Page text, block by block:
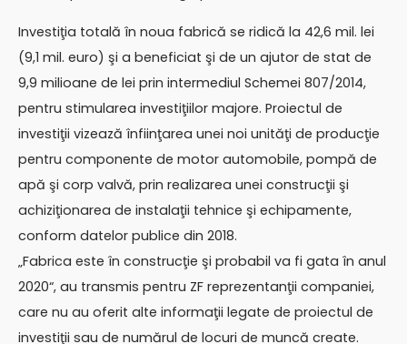
Investiţia totală în noua fabrică se ridică la 42,6 mil. lei
(9,1 mil. euro) şi a beneficiat şi de un ajutor de stat de
9,9 milioane de lei prin intermediul Schemei 807/2014,
pentru stimularea investiţiilor majore. Proiectul de
investiţii vizează înfiinţarea unei noi unităţi de producţie
pentru componente de motor automobile, pompă de
apă şi corp valvă, prin realizarea unei construcţii şi
achiziţionarea de instalaţii tehnice şi echipamente,
conform datelor publice din 2018.
„Fabrica este în construcţie şi probabil va fi gata în anul
2020“, au transmis pentru ZF reprezentanţii companiei,
care nu au oferit alte informaţii legate de proiectul de
investiţii sau de numărul de locuri de muncă create.